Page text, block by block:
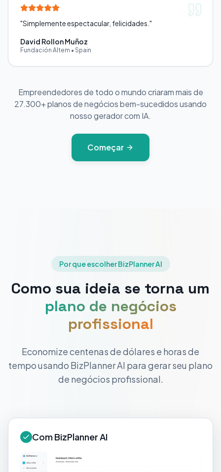
"Simplemente espectacular, felicidades. "
David Rollon Muñoz
Fundación Altem • Spain
Empreendedores de todo o mundo criaram mais de
27.300+ planos de negócios bem-sucedidos usando
nosso gerador com IA.
Começar
Por que escolher BizPlanner AI
Como sua ideia se torna um
plano de negócios
profissional
Economize centenas de dólares e horas de
tempo usando BizPlanner AI para gerar seu plano
de negócios profissional.
Com BizPlanner AI